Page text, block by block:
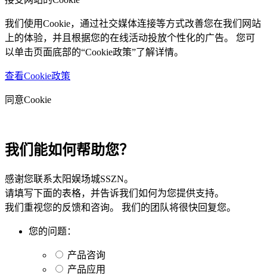
我们使用Cookie，通过社交媒体连接等方式改善您在我们网站
上的体验，并且根据您的在线活动投放个性化的广告。 您可
以单击页面底部的“Cookie政策”了解详情。
查看Cookie政策
同意Cookie
我们能如何帮助您？
感谢您联系太阳娱场城SSZN。
请填写下面的表格，并告诉我们如何为您提供支持。
我们重视您的反馈和咨询。 我们的团队将很快回复您。
您的问题：
产品咨询
产品应用